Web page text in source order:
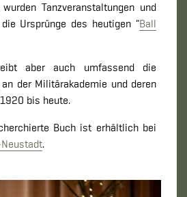
Tanzveranstaltungen und
Ursprünge des heutigen "Ball
aber auch umfassend die
der Militärakademie und deren
bis heute.
Buch ist erhältlich bei
.